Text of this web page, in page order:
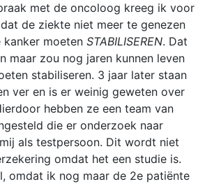
met de oncoloog kreeg ik voor
de ziekte niet meer te genezen
kanker moeten STABILISEREN. Dat
maar zou nog jaren kunnen leven
stabiliseren. 3 jaar later staan
ver en is er weinig geweten over
hebben ze een team van
die er onderzoek naar
als testpersoon. Dit wordt niet
omdat het een studie is.
omdat ik nog maar de 2e patiënte